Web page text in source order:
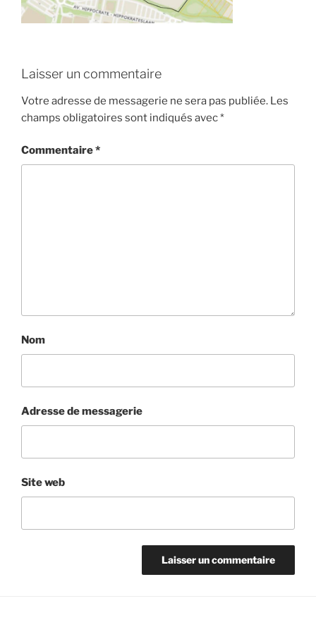
Laisser un commentaire
Votre adresse de messagerie ne sera pas publiée. Les
champs obligatoires sont indiqués avec*
Commentaire*
Nom
Adresse de messagerie
Site web